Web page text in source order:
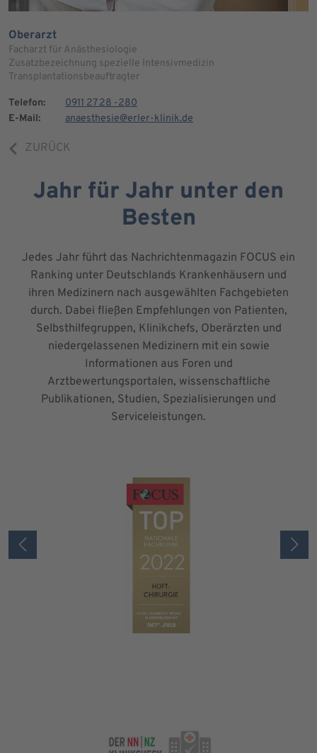
Oberarzt
Facharzt für Anästhesiologie
Zusatzbezeichnung spezielle Intensivmedizin
Transplantationsbeauftragter
Telefon:
0911 27 28 -280
E-Mail:
anaesthesie@erler-klinik.de
ZURÜCK
Jahr für Jahr unter den
Besten
Jedes Jahr führt das Nachrichtenmagazin FOCUS ein
Ranking unter Deutschlands Krankenhäusern und
ihren Medizinern nach ausgewählten Fachgebieten
durch. Dabei fließen Empfehlungen von Patienten,
Selbsthilfegruppen, Klinikchefs, Oberärzten und
niedergelassenen Medizinern mit ein sowie
Informationen aus Foren und
Arztbewertungsportalen, wissenschaftliche
Publikationen, Studien, Spezialisierungen und
Serviceleistungen.